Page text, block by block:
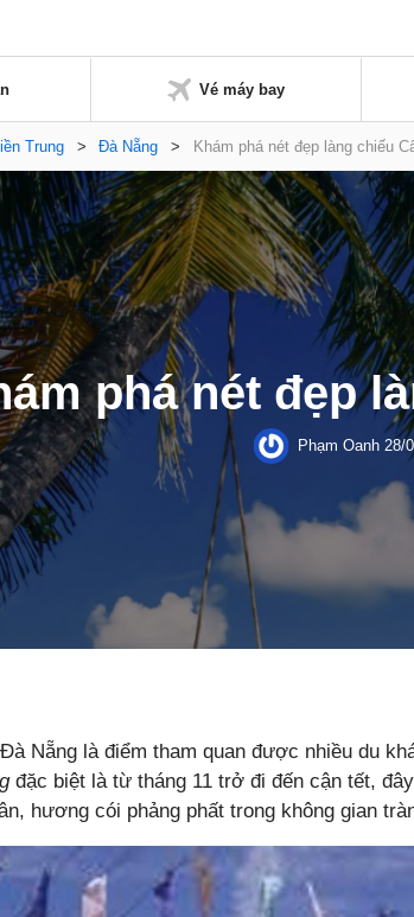
Vé máy bay
Trung > Đà Nẵng > Khám phá nét đẹp làng chiếu
phá nét đẹp
Phạm Oanh28/
Nẵng là điểm tham quan được nhiều du
đặc biệt là từ tháng 11 trở đi đến cận tết,
hương cói phảng phất trong không gian